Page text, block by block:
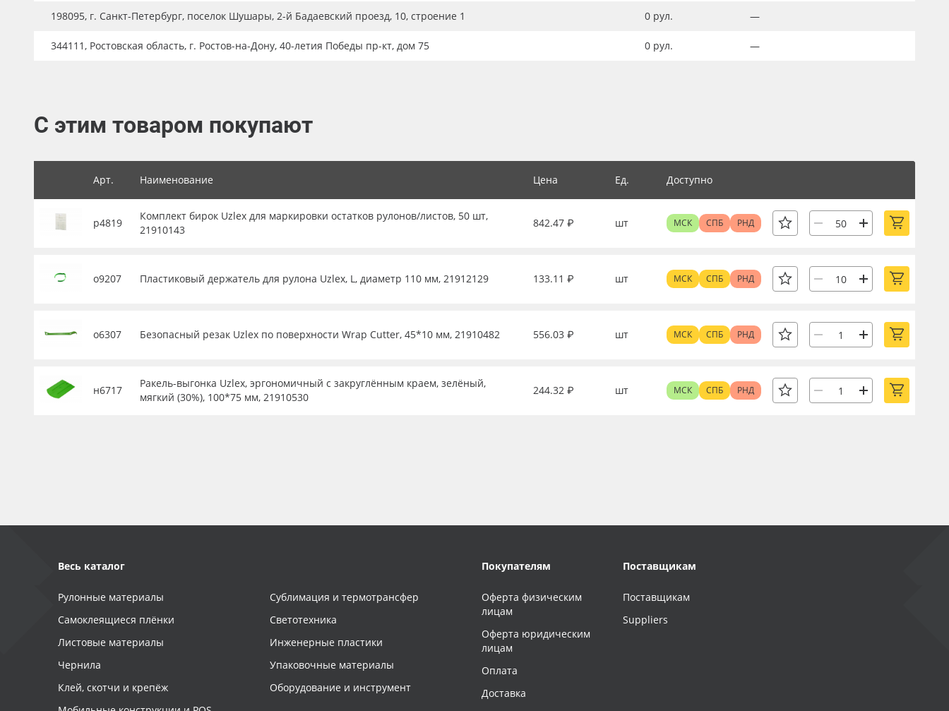
ПЭТ листовой
ПЭТ бэклит
Заготовки для сувениров
198095, г. Санкт-Петербург, поселок Шушары, 2-й Бадаевский проезд, 10, строение 1 0 рул. —
344111, Ростовская область, г. Ростов-на-Дону, 40-летия Победы пр-кт, дом 75 0 рул. —
С этим товаром покупают
Арт. Наименование Цена Ед. Доступно
р4819
Комплект бирок Uzlex для маркировки остатков рулонов/листов, 50 шт,
21910143
842.47 ₽ шт МСК СПБ РНД
о9207 Пластиковый держатель для рулона Uzlex, L, диаметр 110 мм, 21912129 133.11 ₽ шт МСК СПБ РНД
о6307 Безопасный резак Uzlex по поверхности Wrap Cutter, 45*10 мм, 21910482 556.03 ₽ шт МСК СПБ РНД
н6717
Ракель-выгонка Uzlex, эргономичный с закруглённым краем, зелёный,
мягкий (30%), 100*75 мм, 21910530
244.32 ₽ шт МСК СПБ РНД
Весь каталог
Рулонные материалы
Самоклеящиеся плёнки
Листовые материалы
Чернила
Клей, скотчи и крепёж
Сублимация и термотрансфер
Светотехника
Инженерные пластики
Упаковочные материалы
Оборудование и инструмент
Покупателям
Оферта физическим
лицам
Оферта юридическим
лицам
Оплата
Доставка
Поставщикам
Поставщикам
Suppliers